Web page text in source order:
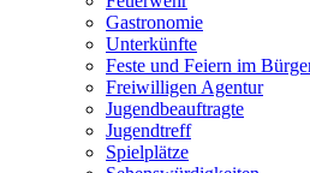
Gastronomie
Unterkünfte
Feste und Feiern im
Freiwilligen Agentur
Jugendbeauftragte
Jugendtreff
Spielplätze